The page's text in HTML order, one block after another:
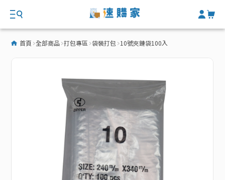
首頁 全部商品 打包專區 袋裝打包 10號夾鏈袋100入